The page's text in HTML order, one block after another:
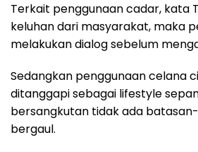
Terkait penggunaan cadar, kata
keluhan dari masyarakat, maka
melakukan dialog sebelum
Sedangkan penggunaan celana
ditanggapi sebagai lifestyle
bersangkutan tidak ada
bergaul.